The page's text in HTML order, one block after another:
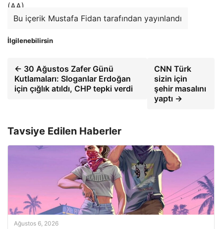
(AA)
Bu içerik Mustafa Fidan tarafından yayınlandı
İlgilenebilirsin
← 30 Ağustos Zafer Günü
Kutlamaları: Sloganlar Erdoğan
için çığlık atıldı, CHP tepki verdi
CNN Türk
sizin için
şehir masalını
yaptı →
Tavsiye Edilen Haberler
Ağustos 6, 2026